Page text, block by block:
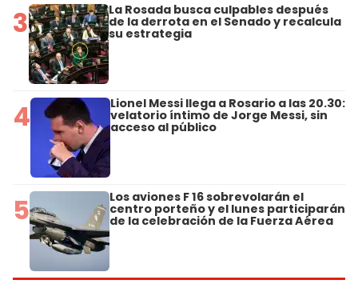
3 La Rosada busca culpables después
de la derrota en el Senado y recalcula
su estrategia
4 Lionel Messi llega a Rosario a las 20.30:
velatorio íntimo de Jorge Messi, sin
acceso al público
5 Los aviones F 16 sobrevolarán el
centro porteño y el lunes participarán
de la celebración de la Fuerza Aérea